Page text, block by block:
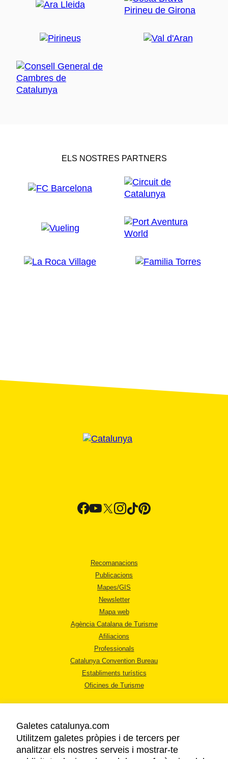
ELS NOSTRES PARTNERS
Recomanacions
Publicacions
Mapes/GIS
Newsletter
Mapa web
Agència Catalana de Turisme
Afiliacions
Professionals
Catalunya Convention Bureau
Establiments turístics
Oficines de Turisme
AVÍS LEGAL
Galetes catalunya.com
Utilitzem galetes pròpies i de tercers per
analitzar els nostres serveis i mostrar-te